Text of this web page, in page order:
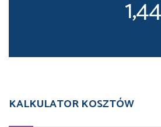
KALKULATOR KOSZTÓW